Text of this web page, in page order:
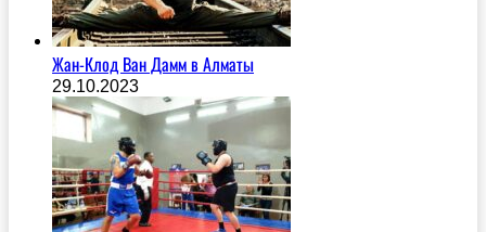
Жан-Клод Ван Дамм в Алматы
29.10.2023